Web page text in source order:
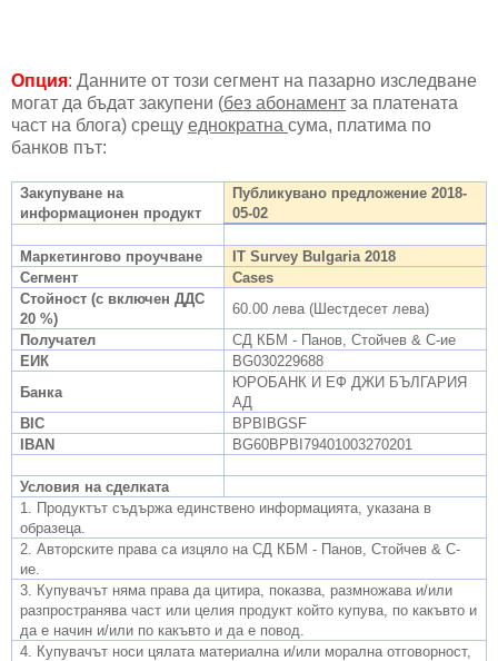
Опция: Данните от този сегмент на пазарно изследване
могат да бъдат закупени (без абонамент за платената
част на блога) срещу еднократна сума, платима по
банков път:
Закупуване на
информационен продукт
Публикувано предложение 2018-
05-02
Маркетингово проучване
IT Survey Bulgaria 2018
Сегмент
Cases
Стойност (с включен ДДС
20 %)
60 .00 лева (Шестдесет лева)
Получател
СД КБМ - Панов, Стойчев & С-ие
ЕИК
BG030229688
Банка
ЮРОБАНК И ЕФ ДЖИ БЪЛГАРИЯ
АД
BIC
BPBIBGSF
IBAN
BG60BPBI79401003270201
Условия на сделката
1. Продуктът съдържа единствено информацията, указана в
образеца.
2. Авторските права са изцяло на СД КБМ - Панов, Стойчев & С-
ие.
3. Купувачът няма права да цитира, показва, размножава и/или
разпространява част или целия продукт който купува, по какъвто и
да е начин и/или по какъвто и да е повод.
4. Купувачът носи цялата материална и/или морална отговорност,